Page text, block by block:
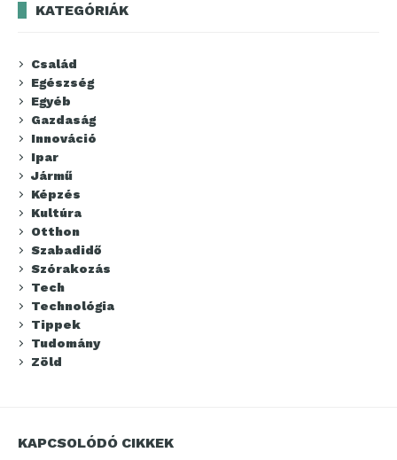
KATEGÓRIÁK
Család
Egészség
Egyéb
Gazdaság
Innováció
Ipar
Jármű
Képzés
Kultúra
Otthon
Szabadidő
Szórakozás
Tech
Technológia
Tippek
Tudomány
Zöld
KAPCSOLÓDÓ CIKKEK